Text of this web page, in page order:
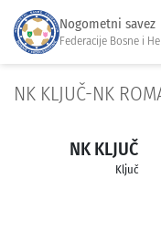
Nogometni savez
Federacije Bosne i
NK KLJUČ-NK
NK KLJUČ
Ključ